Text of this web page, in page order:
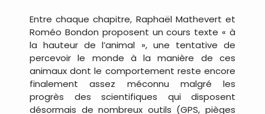
Entre chaque chapitre, Raphaël Mathevert et
Roméo Bondon proposent un cours texte « à
la hauteur de l’animal », une tentative de
percevoir le monde à la manière de ces
animaux dont le comportement reste encore
finalement assez méconnu malgré les
progrès des scientifiques qui disposent
désormais de nombreux outils (GPS, pièges